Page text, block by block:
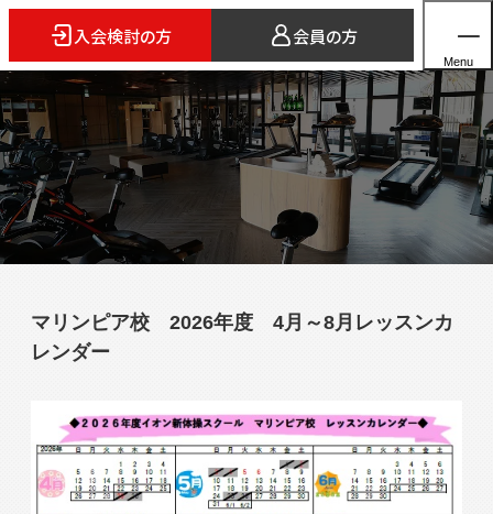
入会検討の方 会員の方
Menu
ホーム
店舗検索
3FITとは
よくあるご質問
入会検討の方 会員の方
マリンピア校 2026年度 4月～8月レッスンカ
レンダー